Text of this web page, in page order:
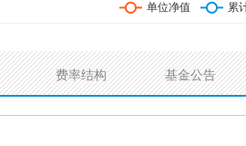
费率结构 基金公告